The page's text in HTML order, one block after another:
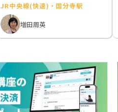
JR中央線(快速)・国分寺駅
増田周英